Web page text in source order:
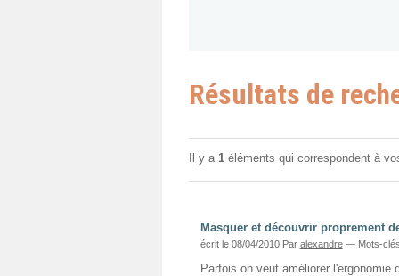
Résultats de
Il y a 1 éléments qui correspondent à
Masquer et découvrir proprement
écrit le 08/04/2010 Par alexandre — Mots-
Parfois on veut améliorer